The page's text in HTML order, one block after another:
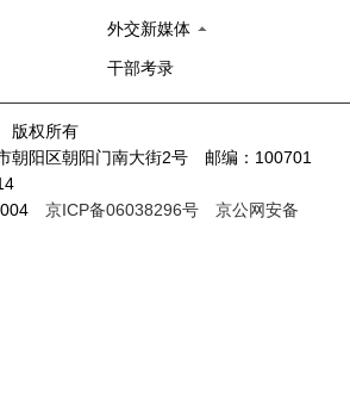
外交新媒体
干部考录
版权所有
朝阳区朝阳门南大街2号 邮编：100701
京ICP备06038296号
京公网安备